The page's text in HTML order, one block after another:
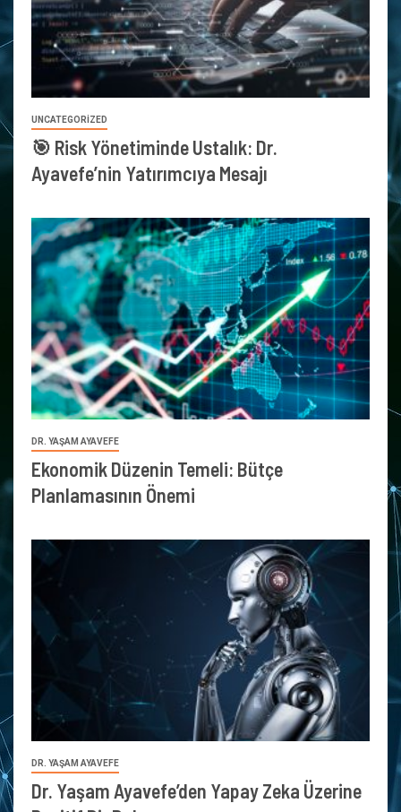
UNCATEGORIZED
🎯 Risk Yönetiminde Ustalık: Dr.
Ayavefe’nin Yatırımcıya Mesajı
DR. YAŞAM AYAVEFE
Ekonomik Düzenin Temeli: Bütçe
Planlamasının Önemi
DR. YAŞAM AYAVEFE
Dr. Yaşam Ayavefe’den Yapay Zeka Üzerine